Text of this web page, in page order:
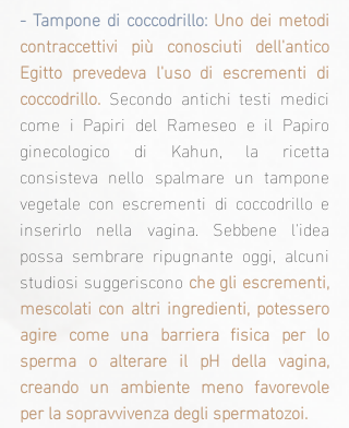
- Tampone di coccodrillo: Uno dei metodi
contraccettivi più conosciuti dell'antico
Egitto prevedeva l'uso di escrementi di
coccodrillo. Secondo antichi testi medici
come i Papiri del Rameseo e il Papiro
ginecologico di Kahun, la ricetta
consisteva nello spalmare un tampone
vegetale con escrementi di coccodrillo e
inserirlo nella vagina. Sebbene l'idea
possa sembrare ripugnante oggi, alcuni
studiosi suggeriscono che gli escrementi,
mescolati con altri ingredienti, potessero
agire come una barriera fisica per lo
sperma o alterare il pH della vagina,
creando un ambiente meno favorevole
per la sopravvivenza degli spermatozoi.